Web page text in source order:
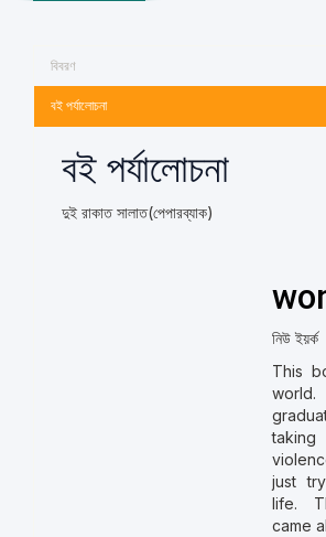
বিবরণ
বই পর্যালোচনা
বই পর্যালোচনা
দুই রাকাত সালাত(পেপারব্যাক)
নিউ ইয়র্ক
This
just
life.
came